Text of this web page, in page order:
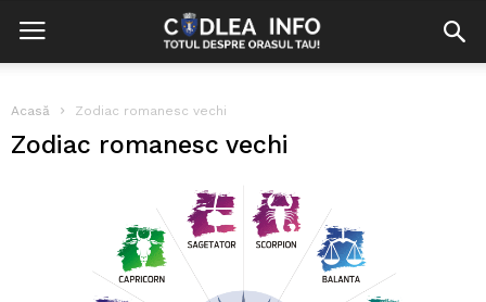
Acasă Zodiac romanesc vechi
Zodiac romanesc vechi